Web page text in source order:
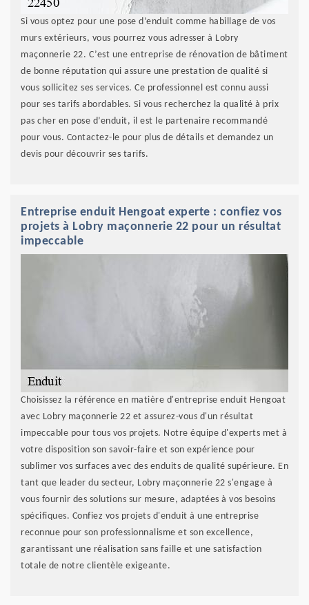
Si vous optez pour une pose d’enduit comme habillage de vos
murs extérieurs, vous pourrez vous adresser à Lobry
maçonnerie 22. C’est une entreprise de rénovation de bâtiment
de bonne réputation qui assure une prestation de qualité si
vous sollicitez ses services. Ce professionnel est connu aussi
pour ses tarifs abordables. Si vous recherchez la qualité à prix
pas cher en pose d’enduit, il est le partenaire recommandé
pour vous. Contactez-le pour plus de détails et demandez un
devis pour découvrir ses tarifs.
Entreprise enduit Hengoat experte : confiez vos
projets à Lobry maçonnerie 22 pour un résultat
impeccable
Choisissez la référence en matière d'entreprise enduit Hengoat
avec Lobry maçonnerie 22 et assurez-vous d'un résultat
impeccable pour tous vos projets. Notre équipe d'experts met à
votre disposition son savoir-faire et son expérience pour
sublimer vos surfaces avec des enduits de qualité supérieure. En
tant que leader du secteur, Lobry maçonnerie 22 s'engage à
vous fournir des solutions sur mesure, adaptées à vos besoins
spécifiques. Confiez vos projets d'enduit à une entreprise
reconnue pour son professionnalisme et son excellence,
garantissant une réalisation sans faille et une satisfaction
totale de notre clientèle exigeante.